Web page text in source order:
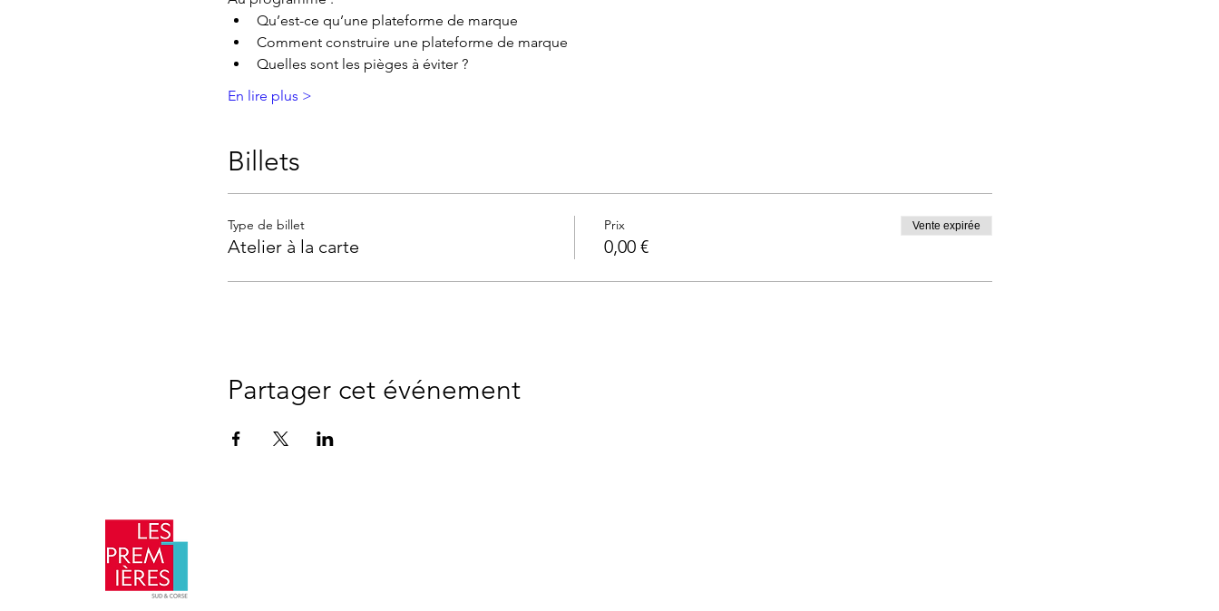
Qu’est-ce qu’une plateforme de marque
Comment construire une plateforme de marque
Quelles sont les pièges à éviter ?
En lire plus >
Billets
Type de billet
Atelier à la carte
Prix
0,00 €
Vente expirée
Partager cet événement